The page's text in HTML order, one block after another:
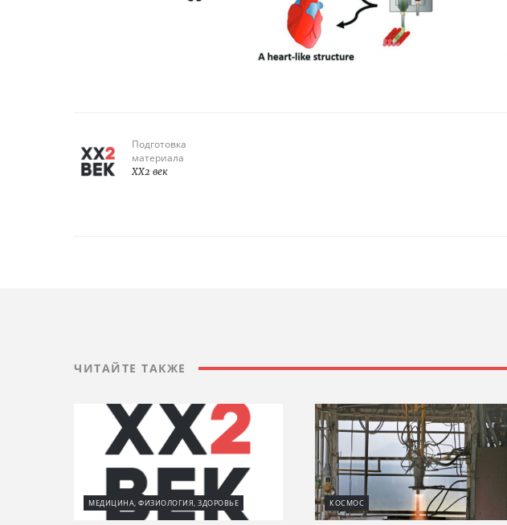
Подготовка
материала
XX2 век
ЧИТАЙТЕ ТАКЖЕ
МЕДИЦИНА, ФИЗИОЛОГИЯ, ЗДОРОВЬЕ КОСМОС